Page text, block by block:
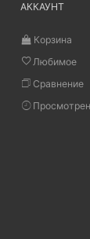
АККАУНТ
Корзина
Любимое
Сравнение